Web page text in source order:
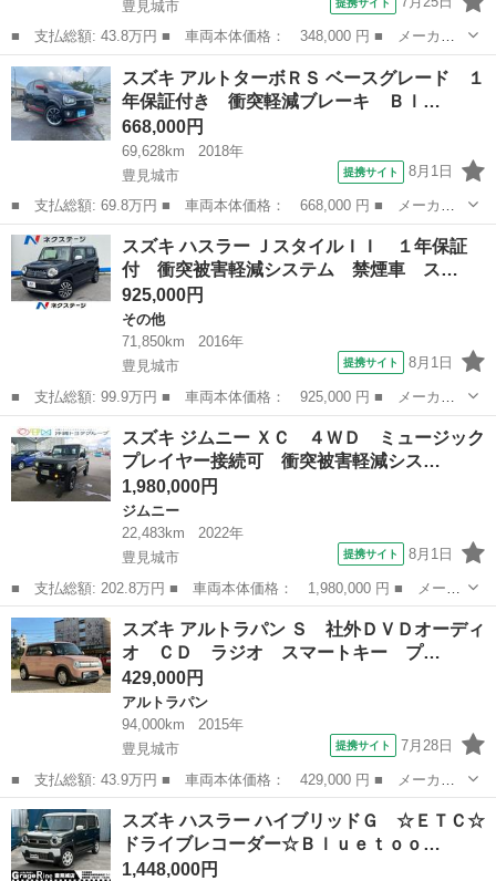
豊見城市 提携サイト
■ 支払総額: 43.8万円 ■ 車両本体価格： 348,000 円 ■ メーカー
名： スズキ ■ 車種名： アルト ■ グレード名： Ｌ キーレス
エントリー サイドバイザー アイドリングストップ オーディオ
シートヒータ...
沖縄 豊見城市 アルト
スズキ アルトターボＲＳ ベースグレード １
年保証付き 衝突軽減ブレーキ Ｂｌ…
668,000円
69,628km
2018年
豊見城市
提携サイト 8月1日
■ 支払総額: 69.8万円 ■ 車両本体価格： 668,000 円 ■ メーカー
名： スズキ ■ 車種名： アルトターボＲＳ ■ グレード名： ベ
ースグレード １年保証付き 衝突軽減ブレーキ Ｂｌｕｅｔｏｏｔ
ｈ 純正ナビ...
沖縄 豊見城市 スズキ
スズキ ハスラー ＪスタイルＩＩ １年保証
付 衝突被害軽減システム 禁煙車 ス…
925,000円
その他
71,850km
2016年
豊見城市
提携サイト 8月1日
■ 支払総額: 99.9万円 ■ 車両本体価格： 925,000 円 ■ メーカー
名： スズキ ■ 車種名： ハスラー ■ グレード名： Ｊスタイル
ＩＩ １年保証付 衝突被害軽減システム 禁煙車 スマートキー
ＨＩＤヘッド...
沖縄 豊見城市 その他
スズキ ジムニー ＸＣ ４ＷＤ ミュージック
プレイヤー接続可 衝突被害軽減シス…
1,980,000円
ジムニー
22,483km
2022年
豊見城市
提携サイト 8月1日
■ 支払総額: 202.8万円 ■ 車両本体価格： 1,980,000 円 ■ メーカ
ー名： スズキ ■ 車種名： ジムニー ■ グレード名： ＸＣ ４
ＷＤ ミュージックプレイヤー接続可 衝突被害軽減システム ＥＴ
Ｃ ドラ...
沖縄 豊見城市 ジムニー
スズキ アルトラパン Ｓ 社外ＤＶＤオーディ
オ ＣＤ ラジオ スマートキー プ…
429,000円
アルトラパン
94,000km
2015年
豊見城市
提携サイト 7月28日
■ 支払総額: 43.9万円 ■ 車両本体価格： 429,000 円 ■ メーカー
名： スズキ ■ 車種名： アルトラパン ■ グレード名： Ｓ 社
外ＤＶＤオーディオ ＣＤ ラジオ スマートキー プッシュスター
ト 電動格納...
沖縄 豊見城市 アルトラパン
スズキ ハスラー ハイブリッドＧ ☆ＥＴＣ☆
ドライブレコーダー☆Ｂｌｕｅｔｏｏ…
1,448,000円